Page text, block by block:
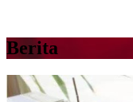
Berita